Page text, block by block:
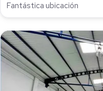
Fantástica ubicación